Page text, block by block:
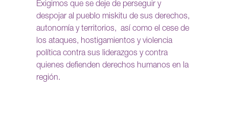
Exigimos que se deje de perseguir y
despojar al pueblo miskitu de sus derechos,
autonomía y territorios, así como el cese de
los ataques, hostigamientos y violencia
política contra sus liderazgos y contra
quienes defienden derechos humanos en la
región.